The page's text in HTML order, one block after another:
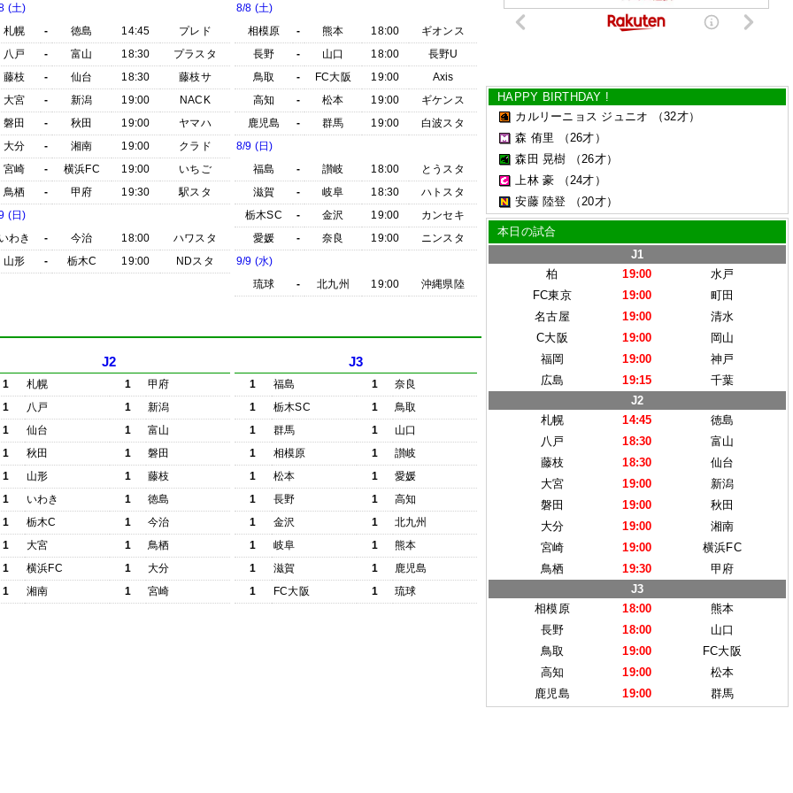
(土)
札幌
- 徳島 14:45
プレド
八戸
- 富山 18:30
プラスタ
藤枝
- 仙台 18:30
藤枝サ
大宮
- 新潟 19:00
NACK
磐田
- 秋田 19:00
ヤマハ
大分
- 湘南 19:00
クラド
宮崎
- 横浜FC 19:00
いちご
鳥栖
- 甲府 19:30
駅スタ
(日)
わき
- 今治 18:00
ハワスタ
山形
- 栃木C 19:00 NDスタ
8/8 (土)
相模原
- 熊本 18:00
ギオンス
長野
- 山口 18:00
長野U
鳥取
- FC大阪 19:00
Axis
高知
- 松本 19:00
ギケンス
鹿児島
- 群馬 19:00
白波スタ
8/9 (日)
福島
- 讃岐 18:00
とうスタ
滋賀
- 岐阜 18:30
ハトスタ
栃木SC
- 金沢 19:00
カンセキ
愛媛
- 奈良 19:00
ニンスタ
9/9 (水)
琉球
- 北九州 19:00 沖縄県陸
J2
1 札幌 1
甲府
1
八戸 1
新潟
1
仙台 1
富山
1
秋田 1
磐田
1
山形 1
藤枝
1
いわき 1
徳島
1
栃木C 1
今治
1
大宮 1
鳥栖
1
横浜FC 1
大分
1
湘南 1 宮崎
J3
1 福島 1
奈良
1
栃木SC 1
鳥取
1
群馬 1
山口
1
相模原 1
讃岐
1
松本 1
愛媛
1
長野 1
高知
1
金沢 1
北九州
1
岐阜 1
熊本
1
滋賀 1
鹿児島
1
FC大阪 1 琉球
HAPPY BIRTHDAY !
カルリーニョス ジュニオ
（32才）
森 侑里
（26才）
森田 晃樹
（26才）
上林 豪
（24才）
安藤 陸登
（20才）
本日の試合
J1
柏
19:00
水戸
FC東京
19:00
町田
名古屋
19:00
清水
C大阪
19:00
岡山
福岡
19:00
神戸
広島
19:15
千葉
J2
札幌
14:45
徳島
八戸
18:30
富山
藤枝
18:30
仙台
大宮
19:00
新潟
磐田
19:00
秋田
大分
19:00
湘南
宮崎
19:00
横浜FC
鳥栖
19:30
甲府
J3
相模原
18:00
熊本
長野
18:00
山口
鳥取
19:00
FC大阪
高知
19:00
松本
鹿児島
19:00 群馬